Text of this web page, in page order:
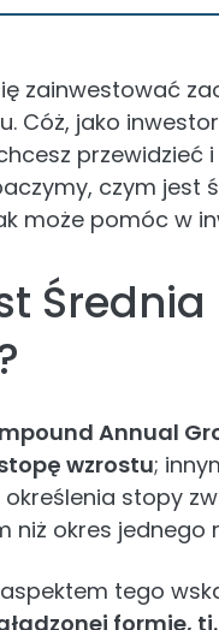
zainwestować
Cóż, jako
przewidzieć
czym jest
może pomóc w
Annual
wzrostu;
stopy
niż okres jednego
tego
formie,